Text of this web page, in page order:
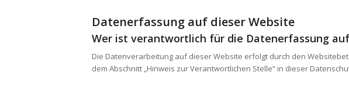
Datenerfassung auf dieser Website
Wer ist verantwortlich für die Datenerfassung
Die Datenverarbeitung auf dieser Website erfolgt durch den
dem Abschnitt „Hinweis zur Verantwortlichen Stelle“ in dieser